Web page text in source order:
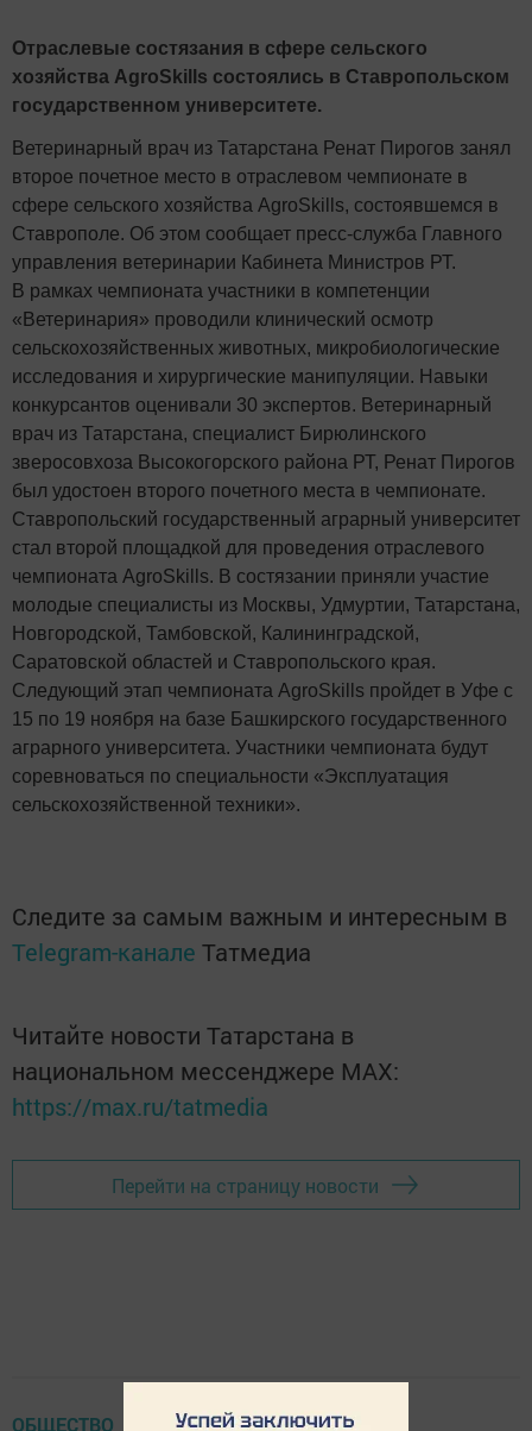
Отраслевые состязания в сфере сельского
хозяйства AgroSkills состоялись в Ставропольском
государственном университете.
Ветеринарный врач из Татарстана Ренат Пирогов занял
второе почетное место в отраслевом чемпионате в
сфере сельского хозяйства AgroSkills, состоявшемся в
Ставрополе. Об этом сообщает пресс-служба Главного
управления ветеринарии Кабинета Министров РТ.
В рамках чемпионата участники в компетенции
«Ветеринария» проводили клинический осмотр
сельскохозяйственных животных, микробиологические
исследования и хирургические манипуляции. Навыки
конкурсантов оценивали 30 экспертов. Ветеринарный
врач из Татарстана, специалист Бирюлинского
зверосовхоза Высокогорского района РТ, Ренат Пирогов
был удостоен второго почетного места в чемпионате.
Ставропольский государственный аграрный университет
стал второй площадкой для проведения отраслевого
чемпионата AgroSkills. В состязании приняли участие
молодые специалисты из Москвы, Удмуртии, Татарстана,
Новгородской, Тамбовской, Калининградской,
Саратовской областей и Ставропольского края.
Следующий этап чемпионата AgroSkills пройдет в Уфе с
15 по 19 ноября на базе Башкирского государственного
аграрного университета. Участники чемпионата будут
соревноваться по специальности «Эксплуатация
сельскохозяйственной техники».
Следите за самым важным и интересным в
Telegram-канале Татмедиа
Читайте новости Татарстана в
национальном мессенджере MАХ:
https://max.ru/tatmedia
Перейти на страницу новости
ОБЩЕСТВО